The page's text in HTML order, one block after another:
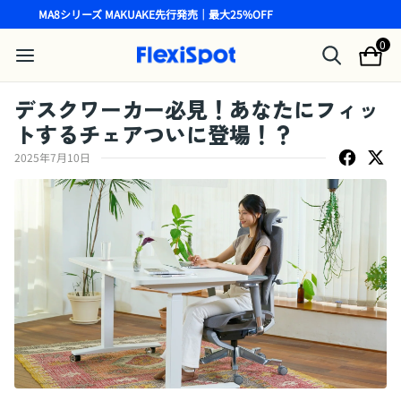
MA8シリーズ MAKUAKE先行発売｜最大25%OFF
0
デスクワーカー必見！あなたにフィッ
トするチェアついに登場！？
2025年7月10日